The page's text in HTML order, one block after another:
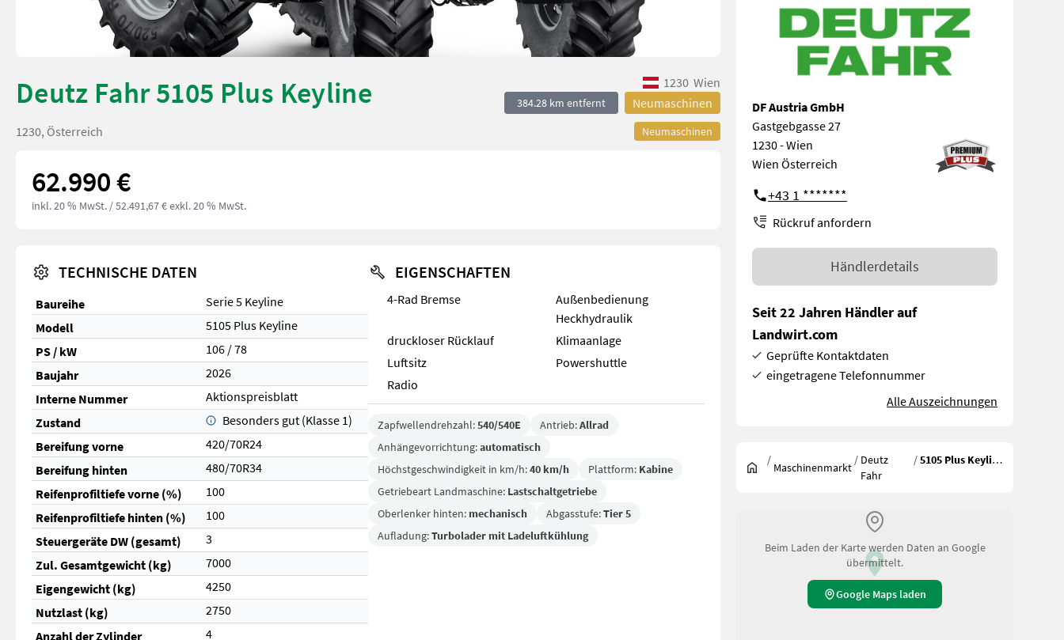
Deutz Fahr 5105 Plus Keyline 1230 Wien
384.28 km entfernt Neumaschinen
Neumaschinen
1230, Österreich
62.990 €
inkl. 20 % MwSt. / 52.491,67 € exkl. 20 % MwSt.
TECHNISCHE DATEN
Baureihe
Serie 5 Keyline
Modell
5105 Plus Keyline
PS / kW
106 / 78
Baujahr
2026
Interne Nummer
Aktionspreisblatt
Zustand
Besonders gut (Klasse 1)
Bereifung vorne
420/70R24
Bereifung hinten
480/70R34
Reifenprofiltiefe vorne (%)
100
Reifenprofiltiefe hinten (%)
100
Steuergeräte DW (gesamt)
3
Zul. Gesamtgewicht (kg)
7000
Eigengewicht (kg)
4250
Nutzlast (kg)
2750
Anzahl der Zylinder
4
EIGENSCHAFTEN
4-Rad Bremse
Außenbedienung
Heckhydraulik
druckloser Rücklauf
Klimaanlage
Luftsitz
Powershuttle
Radio
Zapfwellendrehzahl:540/540E Antrieb:Allrad
Anhängevorrichtung:automatisch
Höchstgeschwindigkeit in km/h:40 km/h Plattform: Kabine
Getriebeart Landmaschine: Lastschaltgetriebe
Oberlenker hinten: mechanisch Abgasstufe:Tier 5
Aufladung:Turbolader mit Ladeluftkühlung
DF Austria GmbH
Gastgebgasse 27
1230 - Wien
Wien Österreich
+43 1 *******
Rückruf anfordern
Händlerdetails
Seit 22 Jahren Händler auf
Landwirt.com
Geprüfte Kontaktdaten
eingetragene Telefonnummer
Alle Auszeichnungen
/
Maschinenmarkt
/ Deutz
Fahr
/ 5105 Plus Keyline
Beim Laden der Karte werden Daten an Google
übermittelt.
Google Maps laden